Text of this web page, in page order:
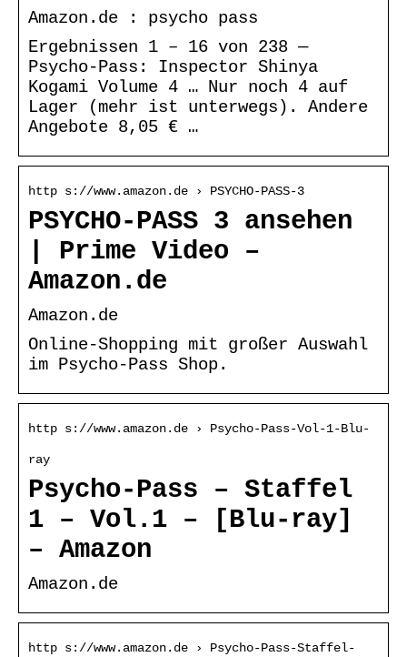
Amazon.de : psycho pass
Ergebnissen 1 – 16 von 238 —
Psycho-Pass: Inspector Shinya
Kogami Volume 4 … Nur noch 4 auf
Lager (mehr ist unterwegs). Andere
Angebote 8,05 € …
http s://www.amazon.de › PSYCHO-PASS-3
PSYCHO-PASS 3 ansehen
| Prime Video –
Amazon.de
Amazon.de
Online-Shopping mit großer Auswahl
im Psycho-Pass Shop.
http s://www.amazon.de › Psycho-Pass-Vol-1-Blu-
ray
Psycho-Pass – Staffel
1 – Vol.1 – [Blu-ray]
– Amazon
Amazon.de
http s://www.amazon.de › Psycho-Pass-Staffel-